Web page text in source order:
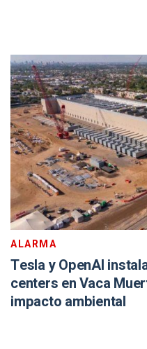
ALARMA
Tesla y OpenAI
centers en Vaca
impacto ambiental